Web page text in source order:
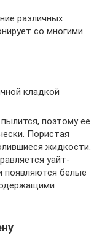
различных
со многими
кладкой
поэтому ее
Пористая
жидкости.
уайт-
появляются белые